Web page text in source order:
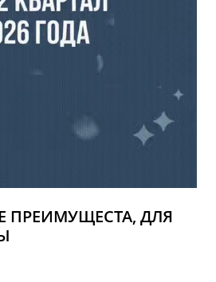
ДЛЯ